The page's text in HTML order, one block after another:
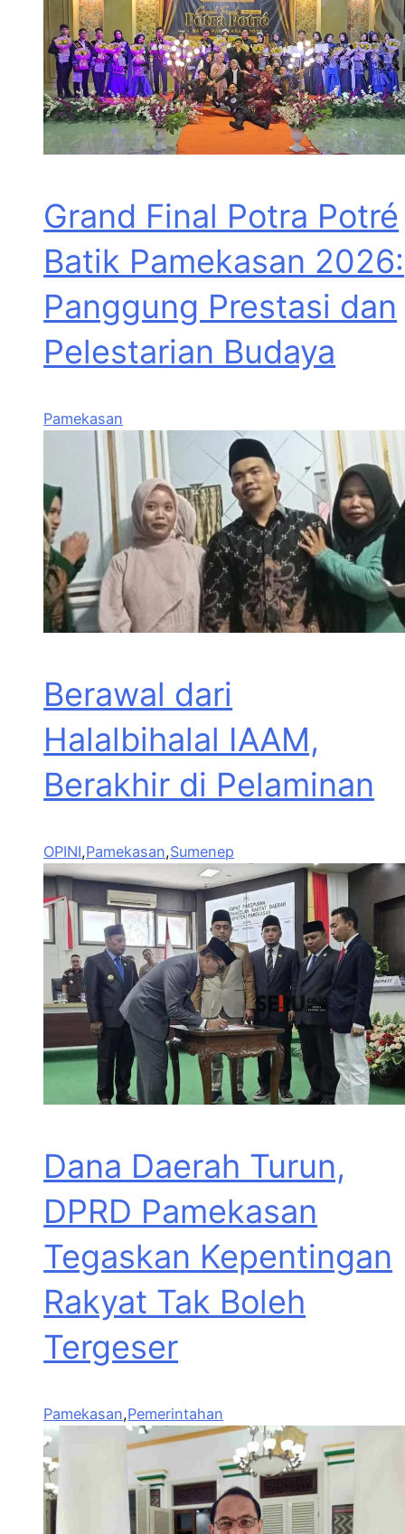
Grand Final Potra Potré
Batik Pamekasan 2026:
Panggung Prestasi dan
Pelestarian Budaya
Pamekasan
Berawal dari
Halalbihalal IAAM,
Berakhir di Pelaminan
OPINI,Pamekasan,Sumenep
Dana Daerah Turun,
DPRD Pamekasan
Tegaskan Kepentingan
Rakyat Tak Boleh
Tergeser
Pamekasan,Pemerintahan